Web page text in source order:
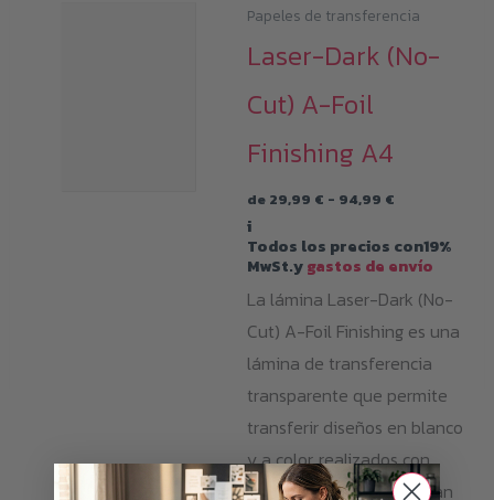
Papeles de transferencia
Laser-Dark (No-
Cut) A-Foil
Finishing A4
de 29,99 € - 94,99 €
desde
29,99 €
94,99 €
i
Todos los precios con19%
MwSt.ygastos de envío
La lámina Laser-Dark (No-
Cut) A-Foil Finishing es una
lámina de transferencia
transparente que permite
transferir diseños en blanco
y a color, realizados con
impresión láser, a una gran